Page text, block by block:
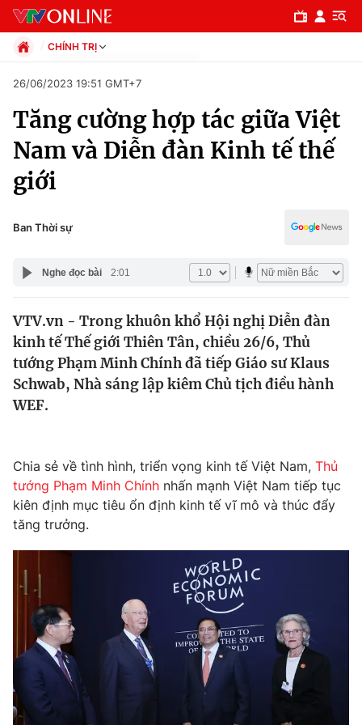
Chuyên mục
Chính trị
Thế giới
Tin tức
Thế giới đó đây
Kinh tế
Thị trường
Góc doanh nghiệp
Truyền hình
Phim VTV
Hậu trường
Nhân vật
Khán giả
Giải sao mai
Giải trí
Điện ảnh
Âm nhạc
Sao
Đời sống
Du lịch
Làm đẹp
Chất lượng cuộc sống
Giáo dục
Tuyển sinh
Học trực tuyến
Công nghệ
Hitech Công nghệ tương lai
CHÍNH TRỊ
Xã hội
Pháp luật
Kinh tế
Thể thao
Truyền hình
Đời sống
Giáo dục
26/06/2023 19:51 GMT+7
Tăng cường hợp tác giữa Việt
Nam và Diễn đàn Kinh tế thế
giới
Ban Thời sự
Nghe đọc bài 2:01
VTV.vn - Trong khuôn khổ Hội nghị Diễn đàn
kinh tế Thế giới Thiên Tân, chiều 26/6, Thủ
tướng Phạm Minh Chính đã tiếp Giáo sư Klaus
Schwab, Nhà sáng lập kiêm Chủ tịch điều hành
WEF.
Chia sẻ về tình hình, triển vọng kinh tế Việt Nam, Thủ
tướng Phạm Minh Chính nhấn mạnh Việt Nam tiếp tục
kiên định mục tiêu ổn định kinh tế vĩ mô và thúc đẩy
tăng trưởng.